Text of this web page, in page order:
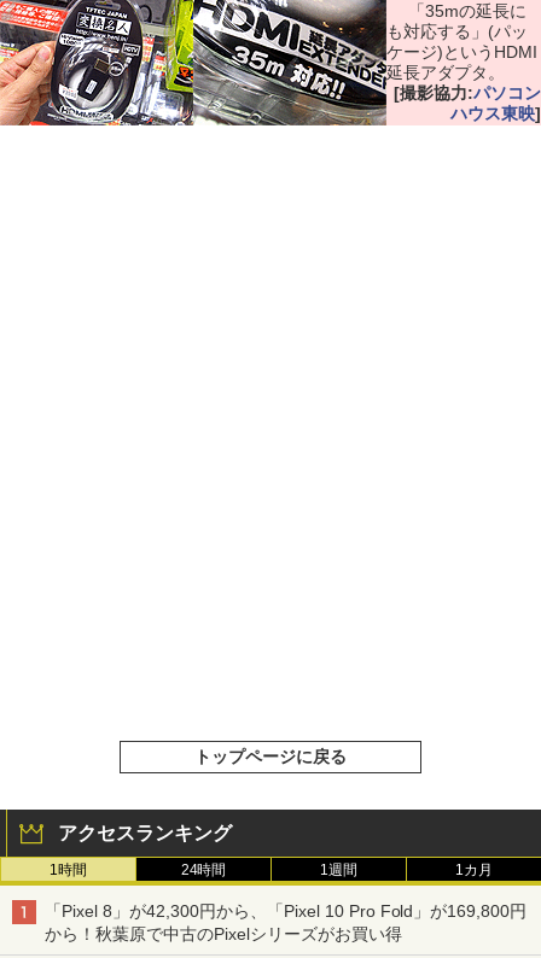
「35mの延長に
も対応する」(パッ
ケージ)というHDMI
延長アダプタ。
[撮影協力:パソコン
ハウス東映]
トップページに戻る
アクセスランキング
1時間 24時間 1週間 1カ月
「Pixel 8」が42,300円から、「Pixel 10 Pro Fold」が169,800円
から！秋葉原で中古のPixelシリーズがお買い得